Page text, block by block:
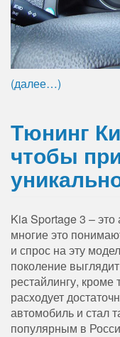
(далее…)
Тюнинг
чтобы
Kia Sportage 3 –
многие это
и спрос на эту
поколение
рестайлингу,
расходует
автомобиль и стал
популярным в